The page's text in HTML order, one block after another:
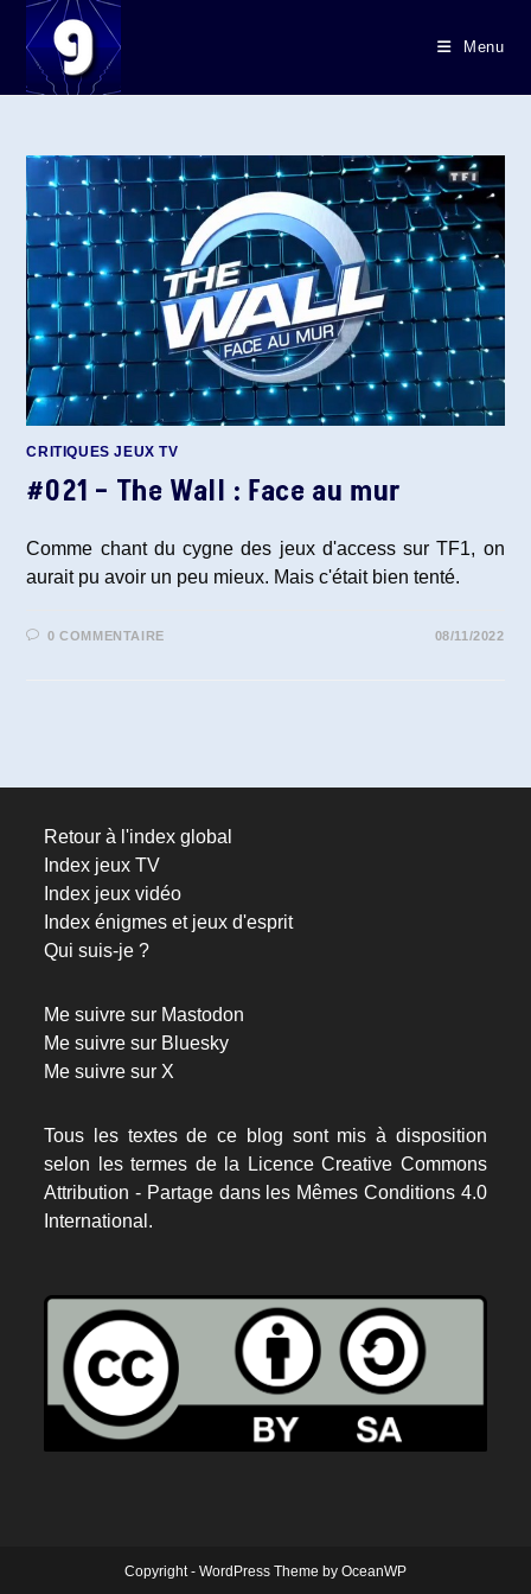
Skip
content
Menu
CRITIQUES JEUX TV
#021 – The Wall : Face au mur
Comme chant du cygne des jeux d'access sur TF1, on
aurait pu avoir un peu mieux. Mais c'était bien tenté.
0 COMMENTAIRE 08/11/2022
Retour à l'index global
Index jeux TV
Index jeux vidéo
Index énigmes et jeux d'esprit
Qui suis-je ?
Me suivre sur Mastodon
Me suivre sur Bluesky
Me suivre sur X
Tous les textes de ce blog sont mis à disposition
selon les termes de la
Licence Creative Commons
Attribution - Partage dans les Mêmes Conditions 4.0
International.
Copyright - WordPress Theme by OceanWP